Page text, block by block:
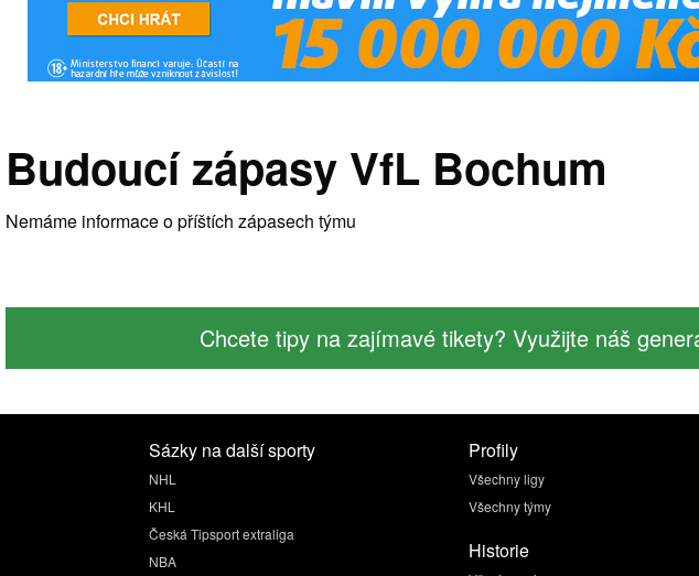
Budoucí zápasy VfL Bochum
Nemáme informace o příštích zápasech týmu
Chcete tipy na zajímavé tikety? Využijte náš
Sázky na další sporty
NHL
KHL
Česká Tipsport extraliga
NBA
Profily
Všechny ligy
Všechny týmy
Historie